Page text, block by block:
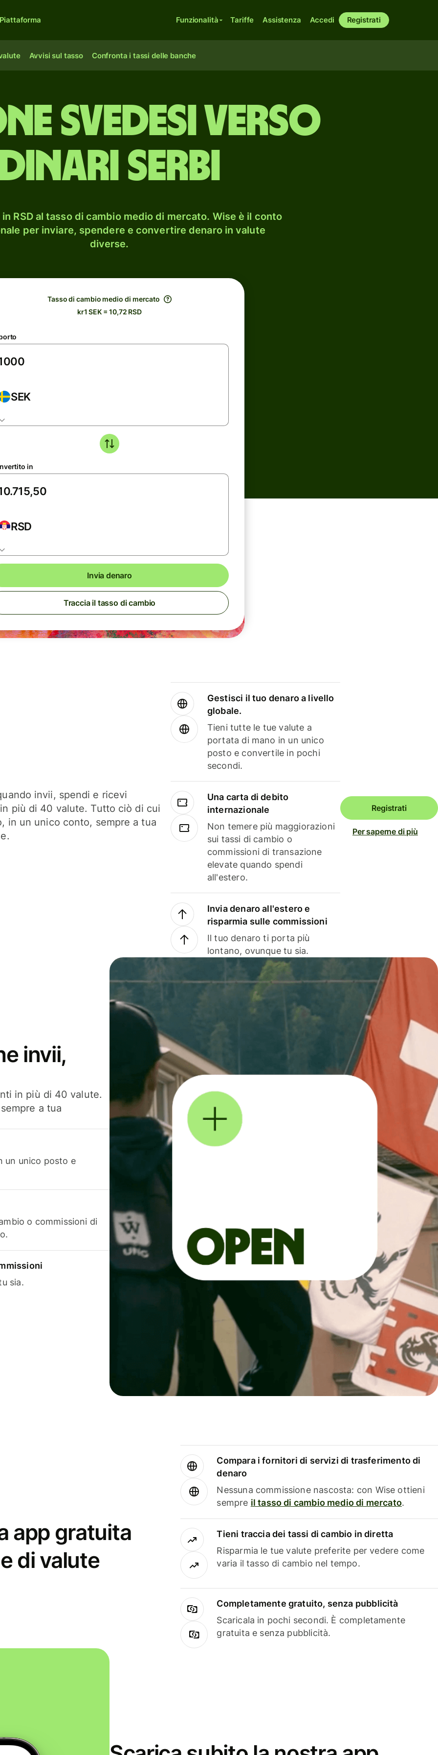
Funzionalità Tariffe Assistenza Accedi Registrati
Avvisi sul tasso Confronta i tassi delle banche
svedesi verso
serbi
RSD al tasso di cambio medio di mercato. Wise è il conto
per inviare, spendere e convertire denaro in valute
diverse.
Tasso di cambio medio di mercato
kr1 SEK = 10,72 RSD
SEK
in
RSD
Invia denaro
Traccia il tasso di cambio
invii, spendi e ricevi
più di 40 valute. Tutto ciò di cui
in un unico conto, sempre a tua
Gestisci il tuo denaro a livello
globale.
Tieni tutte le tue valute a
portata di mano in un unico
posto e convertile in pochi
secondi.
Una carta di debito
internazionale
Non temere più maggiorazioni
sui tassi di cambio o
commissioni di transazione
elevate quando spendi
all'estero.
Invia denaro all'estero e
risparmia sulle commissioni
Il tuo denaro ti porta più
lontano, ovunque tu sia.
Registrati
Per saperne di più
invii,
in più di 40 valute.
a tua
un unico posto e
o commissioni di
sia.
app gratuita
di valute
Compara i fornitori di servizi di trasferimento di
denaro
Nessuna commissione nascosta: con Wise ottieni
sempre il tasso di cambio medio di mercato.
Tieni traccia dei tassi di cambio in diretta
Risparmia le tue valute preferite per vedere come
varia il tasso di cambio nel tempo.
Completamente gratuito, senza pubblicità
Scaricala in pochi secondi. È completamente
gratuita e senza pubblicità.